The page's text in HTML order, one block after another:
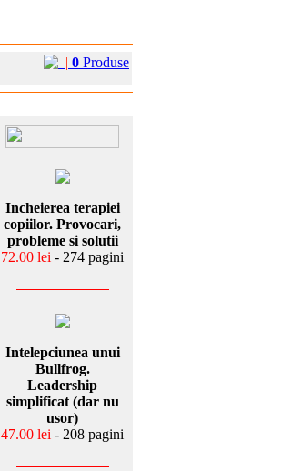
| 0 Produse
Incheierea terapiei
copiilor. Provocari,
probleme si solutii
72.00 lei - 274 pagini
Intelepciunea unui
Bullfrog.
Leadership
simplificat (dar nu
usor)
47.00 lei - 208 pagini